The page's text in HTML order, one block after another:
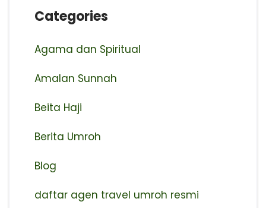
Categories
Agama dan Spiritual
Amalan Sunnah
Beita Haji
Berita Umroh
Blog
daftar agen travel umroh resmi